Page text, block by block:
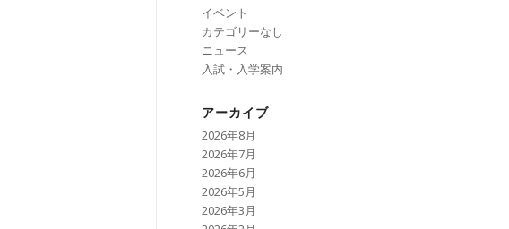
イベント
カテゴリーなし
ニュース
入試・入学案内
アーカイブ
2026年8月
2026年7月
2026年6月
2026年5月
2026年3月